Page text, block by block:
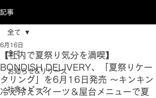
記事
全て
お知らせ&リリース
社食トピック
全て
【社内で夏祭り気分を満喫】
BONDISH DELIVERY、「夏祭りケー
タリング」を6月16日発売 ～キンキン
冷え冷えスイーツ＆屋台メニューで夏
6月16日